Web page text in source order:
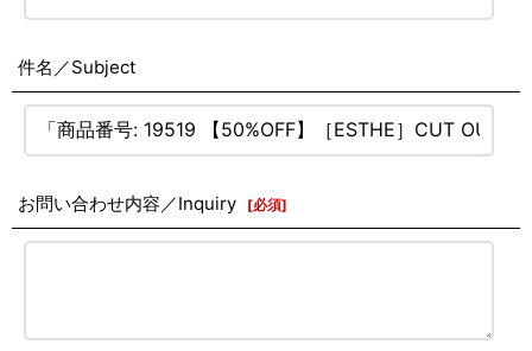
件名／Subject
お問い合わせ内容／Inquiry [必須]